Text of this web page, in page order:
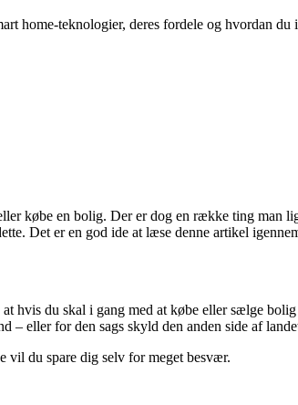
home-teknologier, deres fordele og hvordan
købe en bolig. Der er dog en række ting man
Det er en god ide at læse denne artikel
hvis du skal i gang med at købe eller sælge
– eller for den sags skyld den anden side af
vil du spare dig selv for meget besvær.